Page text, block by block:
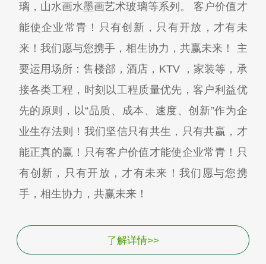
璃，山水画水墨画艺术玻璃等系列。 客户价值才
能使企业常青！只有创新，只有开放，才有未
来！我们愿与您携手，相生协力，共赢未来！ 主
要运用场所：售楼部，酒店，KTV ，家装等，承
接各类工程，时刻以工程质量优先，客户利益优
先的原则，以“品质、成本、速度、创新”作为企
业生存法则！我们坚信只有共生，只有共赢，才
能正真的赢！只有客户价值才能使企业常青！只
有创新，只有开放，才有未来！我们愿与您携
手，相生协力，共赢未来！
了解详情>>